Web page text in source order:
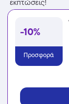
-10%
Προσφορά